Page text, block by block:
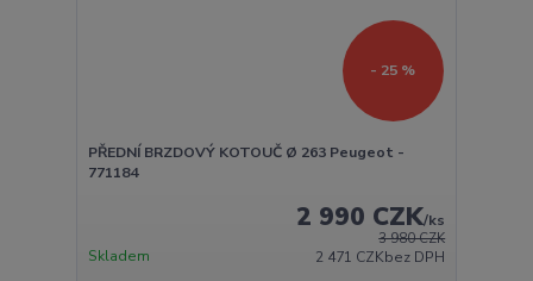
- 25 %
PŘEDNÍ BRZDOVÝ KOTOUČ Ø 263 Peugeot -
771184
3 980 CZK
2 990 CZK/ks
2 471 CZKbez DPH
Skladem